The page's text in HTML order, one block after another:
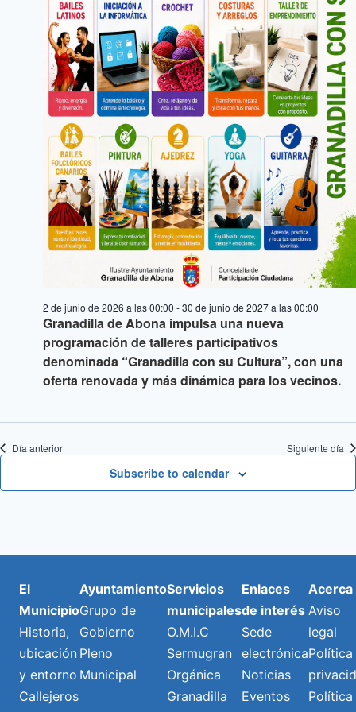
Granadilla de Abona impulsa una nueva
programación de talleres participativos
denominada “Granadilla con su Cultura”, con una
oferta renovada y más dinámica para los vecinos.
2 de junio de 2026 a las 00:00 -30 de junio de 2027 a las 00:00
Día anterior Siguiente día
Subscribe to calendar
El
Municipio
Historia,
ubicación
y entorno
Callejeros
Ayuntamiento
Grupo de
Gobierno
Pleno
Municipal
Servicios
municipales
O.M.I.C
Sermugran
Orgánica
Granadilla
Enlaces
de interés
Sede
electrónica
Noticias
Eventos
Acerca
Aviso
legal
Política
Política